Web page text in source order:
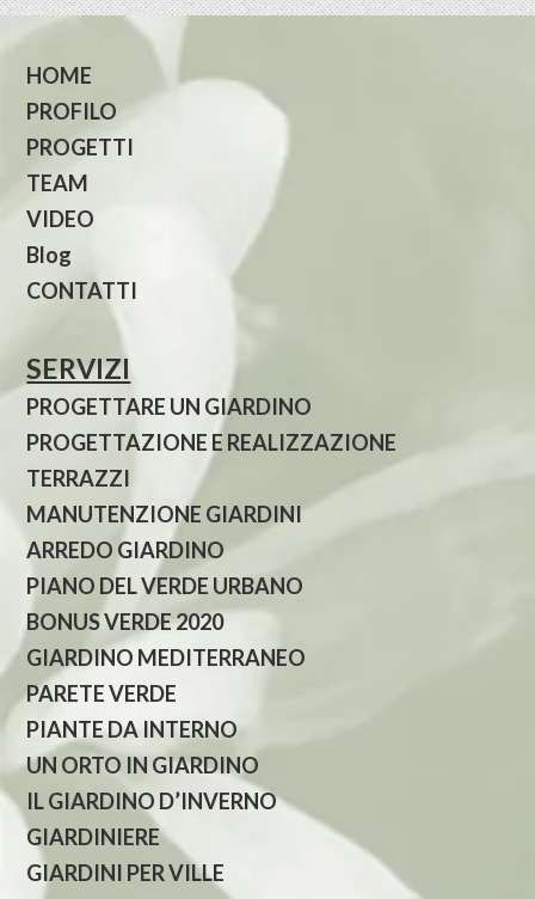
HOME
PROFILO
PROGETTI
TEAM
VIDEO
Blog
CONTATTI
SERVIZI
PROGETTARE UN GIARDINO
PROGETTAZIONE E REALIZZAZIONE
TERRAZZI
MANUTENZIONE GIARDINI
ARREDO GIARDINO
PIANO DEL VERDE URBANO
BONUS VERDE 2020
GIARDINO MEDITERRANEO
PARETE VERDE
PIANTE DA INTERNO
UN ORTO IN GIARDINO
IL GIARDINO D’INVERNO
GIARDINIERE
GIARDINI PER VILLE